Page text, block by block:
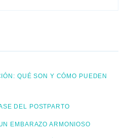
QUÉ SON Y CÓMO PUEDEN
DEL POSTPARTO
EMBARAZO ARMONIOSO